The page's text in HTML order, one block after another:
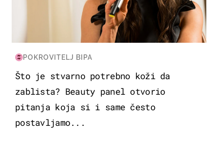
POKROVITELJ BIPA
Što je stvarno potrebno koži da
zablista? Beauty panel otvorio
pitanja koja si i same često
postavljamo...